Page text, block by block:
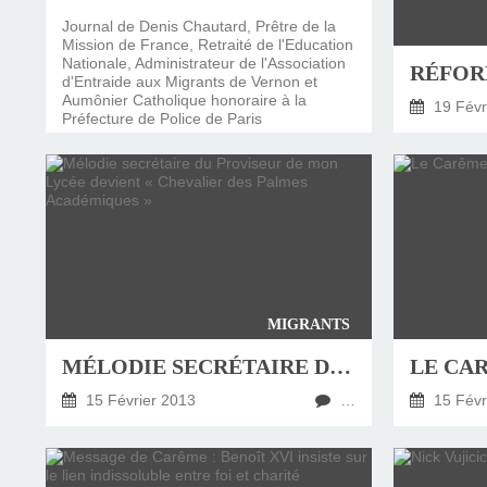
OCTOBRE
8 AOÛT
PONTIGNY LE 12
PONTIGNY
PÈRE EVREUX
JOSIMO TAVARES
Journal de Denis Chautard, Prêtre de la
Mission de France, Retraité de l'Education
Nationale, Administrateur de l'Association
d'Entraide aux Migrants de Vernon et
Aumônier Catholique honoraire à la
Préfecture de Police de Paris
19
MIGRANTS
MÉLODIE SECRÉTAIRE DU PROVISEUR DE MON LYCÉE DEVIENT « CHEVALIER DES PALMES ACADÉMIQUES »
15 Février 2013 15